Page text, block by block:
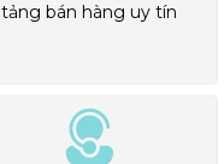
tảng bán hàng uy tín